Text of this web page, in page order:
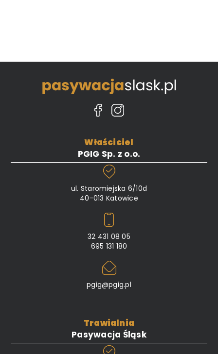
Właściciel
PGIG Sp. z o.o.
ul. Staromiejska 6/10d
40-013 Katowice
32 431 08 05
695 131 180
pgig@pgig.pl
Trawialnia
Pasywacja Śląsk